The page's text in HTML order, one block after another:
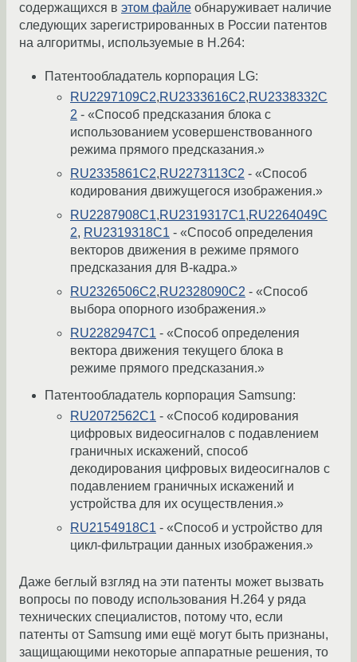
содержащихся в этом файле обнаруживает наличие
следующих зарегистрированных в России патентов
на алгоритмы, используемые в H.264:
Патентообладатель корпорация LG:
RU2297109C2,RU2333616C2,RU2338332C
2 - «Способ предсказания блока с
использованием усовершенствованного
режима прямого предсказания.»
RU2335861C2,RU2273113C2 - «Способ
кодирования движущегося изображения.»
RU2287908C1,RU2319317C1,RU2264049C
2, RU2319318C1 - «Способ определения
векторов движения в режиме прямого
предсказания для B-кадра.»
RU2326506C2,RU2328090C2 - «Способ
выбора опорного изображения.»
RU2282947C1 - «Способ определения
вектора движения текущего блока в
режиме прямого предсказания.»
Патентообладатель корпорация Samsung:
RU2072562C1 - «Способ кодирования
цифровых видеосигналов с подавлением
граничных искажений, способ
декодирования цифровых видеосигналов с
подавлением граничных искажений и
устройства для их осуществления.»
RU2154918C1 - «Способ и устройство для
цикл-фильтрации данных изображения.»
Даже беглый взгляд на эти патенты может вызвать
вопросы по поводу использования H.264 у ряда
технических специалистов, потому что, если
патенты от Samsung ими ещё могут быть признаны,
защищающими некоторые аппаратные решения, то